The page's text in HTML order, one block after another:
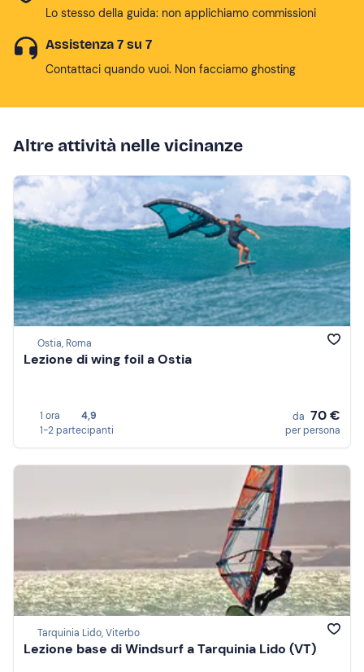
Lo stesso della guida: non applichiamo commissioni
Assistenza 7 su 7
Contattaci quando vuoi. Non facciamo ghosting
Altre attività nelle vicinanze
Ostia, Roma
Lezione di wing foil a Ostia
1 ora
4,9
1-2 partecipanti
da 70 €
per persona
Tarquinia Lido, Viterbo
Lezione base di Windsurf a Tarquinia Lido (VT)